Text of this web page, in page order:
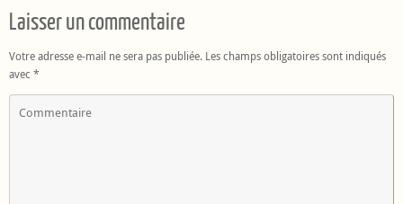
Laisser un commentaire
Votre adresse e-mail ne sera pas publiée. Les champs obligatoires sont indiqués
avec *